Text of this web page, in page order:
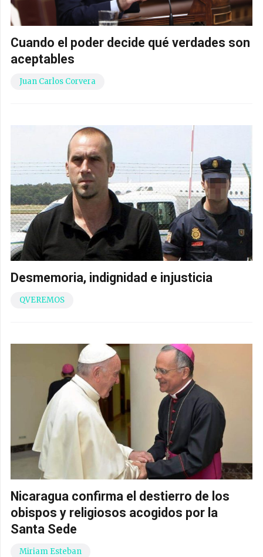
Cuando el poder decide qué verdades son
aceptables
Juan Carlos Corvera
Desmemoria, indignidad e injusticia
QVEREMOS
Nicaragua confirma el destierro de los
obispos y religiosos acogidos por la
Santa Sede
Miriam Esteban